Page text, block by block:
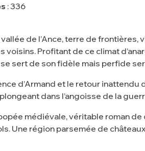
: 336
vallée de l’Ance, terre de
voisins. Profitant de ce climat
se sert de son fidèle mais perfide
d’Armand et le retour
dans l’angoisse de la
médiévale, véritable roman de
Une région parsemée de